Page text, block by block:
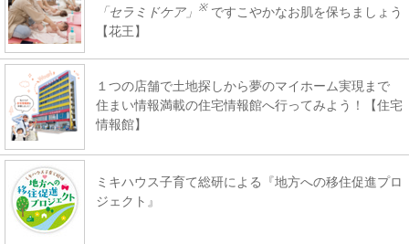
「セラミドケア」
※ ですこやかなお肌を保ちましょう
【花王】
１つの店舗で土地探しから夢のマイホーム実現まで
住まい情報満載の住宅情報館へ行ってみよう！【住宅
情報館】
ミキハウス子育て総研による『地方への移住促進プロ
ジェクト』